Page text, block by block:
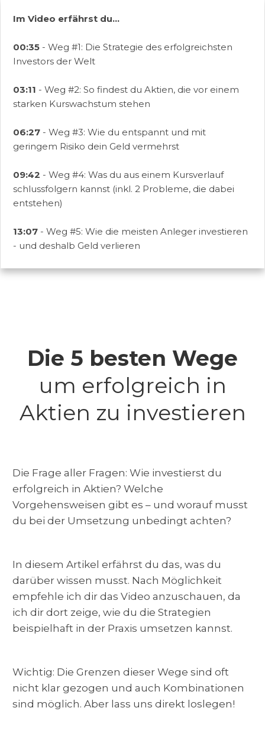
Im Video erfährst du...
00:35 - Weg #1: Die Strategie des erfolgreichsten
Investors der Welt
03:11 - Weg #2: So findest du Aktien, die vor einem
starken Kurswachstum stehen
06:27 - Weg #3: Wie du entspannt und mit
geringem Risiko dein Geld vermehrst
09:42 - Weg #4: Was du aus einem Kursverlauf
schlussfolgern kannst (inkl. 2 Probleme, die dabei
entstehen)
13:07 - Weg #5: Wie die meisten Anleger investieren
- und deshalb Geld verlieren
Die 5 besten Wege
um erfolgreich in
Aktien zu investieren
Die Frage aller Fragen: Wie investierst du
erfolgreich in Aktien? Welche
Vorgehensweisen gibt es – und worauf musst
du bei der Umsetzung unbedingt achten?
In diesem Artikel erfährst du das, was du
darüber wissen musst. Nach Möglichkeit
empfehle ich dir das Video anzuschauen, da
ich dir dort zeige, wie du die Strategien
beispielhaft in der Praxis umsetzen kannst.
Wichtig: Die Grenzen dieser Wege sind oft
nicht klar gezogen und auch Kombinationen
sind möglich. Aber lass uns direkt loslegen!